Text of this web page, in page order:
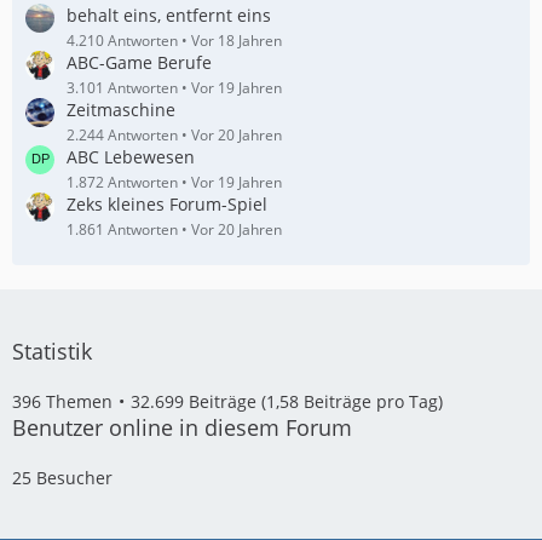
behalt eins, entfernt eins
4.210 Antworten Vor 18 Jahren
ABC-Game Berufe
3.101 Antworten Vor 19 Jahren
Zeitmaschine
2.244 Antworten Vor 20 Jahren
ABC Lebewesen
1.872 Antworten Vor 19 Jahren
Zeks kleines Forum-Spiel
1.861 Antworten Vor 20 Jahren
Statistik
396 Themen 32.699 Beiträge (1,58 Beiträge pro Tag)
Benutzer online in diesem Forum
25 Besucher